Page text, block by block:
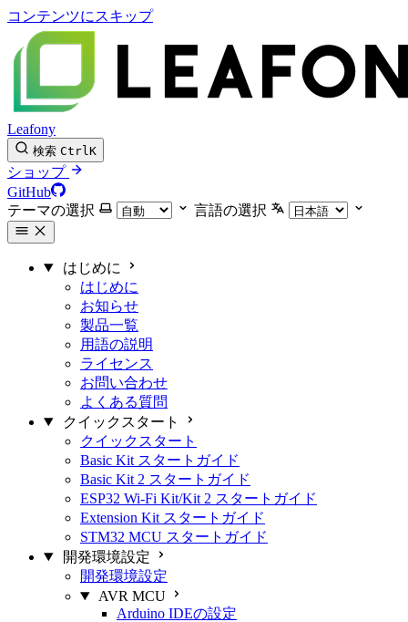
コンテンツにスキップ
Leafony
検索 CtrlK
ショップ
GitHub
テーマの選択
言語の選択
はじめに
はじめに
お知らせ
製品一覧
用語の説明
ライセンス
お問い合わせ
よくある質問
クイックスタート
クイックスタート
Basic Kit スタートガイド
Basic Kit 2 スタートガイド
ESP32 Wi-Fi Kit/Kit 2 スタートガイド
Extension Kit スタートガイド
STM32 MCU スタートガイド
開発環境設定
開発環境設定
AVR MCU
Arduino IDEの設定